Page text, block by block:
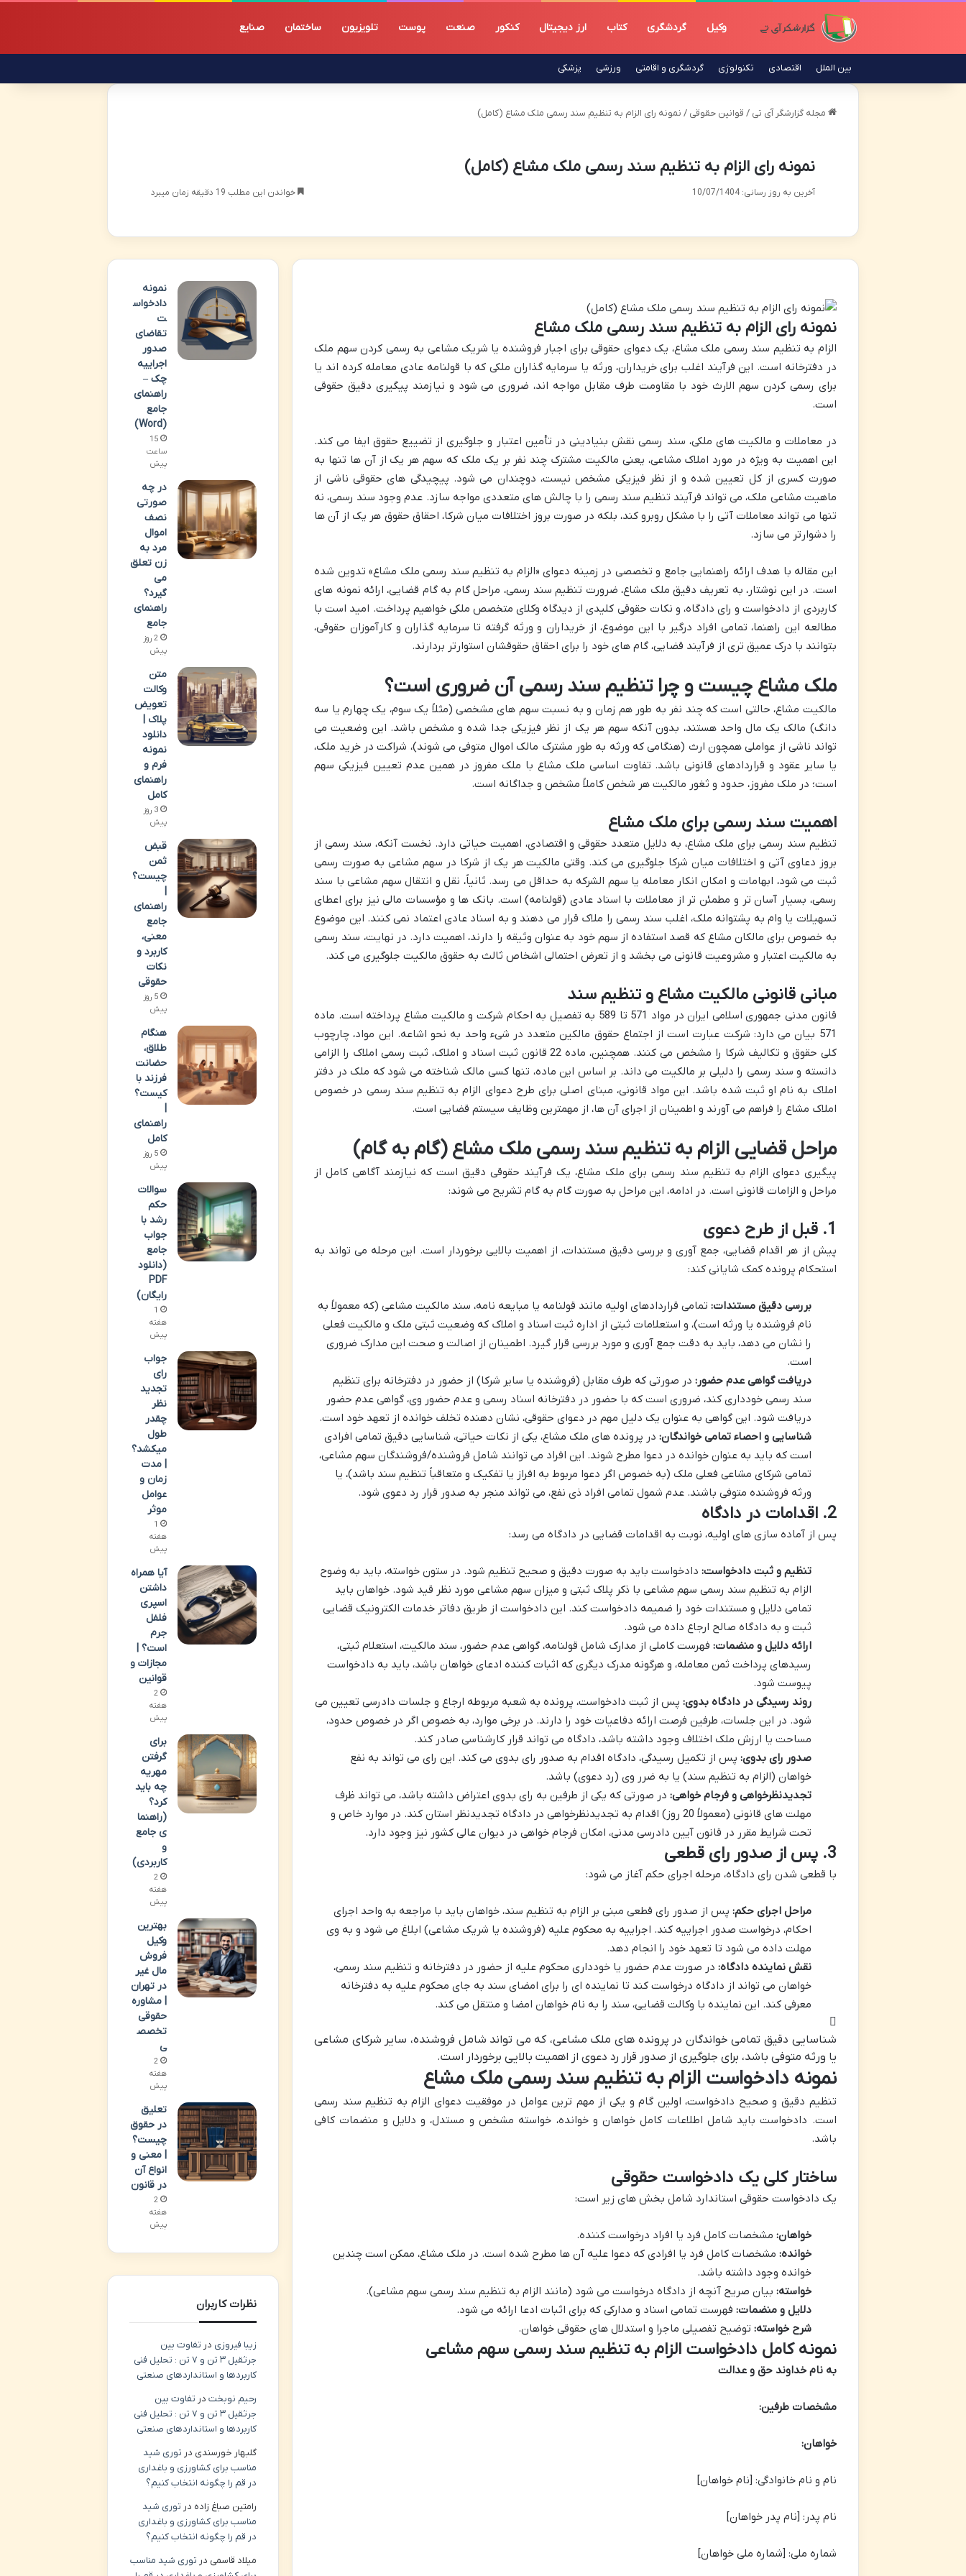
وکیل گردشگری کتاب ارز دیجیتال کنکور صنعت پوست تلویزیون ساختمان صنایع
بین الملل اقتصادی تکنولوژی گردشگری و اقامتی ورزشی پزشکی
مجله گزارشگر آی تی / قوانین حقوقی / نمونه رای الزام به تنظیم سند رسمی ملک مشاع (کامل)
نمونه رای الزام به تنظیم سند رسمی ملک مشاع (کامل)
آخرین به روز رسانی: 10/07/1404 خواندن این مطلب 19 دقیقه زمان میبرد
نمونه رای الزام به تنظیم سند رسمی ملک مشاع
الزام به تنظیم سند رسمی ملک مشاع، یک دعوای حقوقی برای اجبار فروشنده یا شریک مشاعی به رسمی کردن سهم ملک
در دفترخانه است. این فرآیند اغلب برای خریداران، ورثه یا سرمایه گذاران ملکی که با قولنامه عادی معامله کرده اند یا
برای رسمی کردن سهم الارث خود با مقاومت طرف مقابل مواجه اند، ضروری می شود و نیازمند پیگیری دقیق حقوقی
است.
در معاملات و مالکیت های ملکی، سند رسمی نقش بنیادینی در تأمین اعتبار و جلوگیری از تضییع حقوق ایفا می کند.
این اهمیت به ویژه در مورد املاک مشاعی، یعنی مالکیت مشترک چند نفر بر یک ملک که سهم هر یک از آن ها تنها به
صورت کسری از کل تعیین شده و از نظر فیزیکی مشخص نیست، دوچندان می شود. پیچیدگی های حقوقی ناشی از
ماهیت مشاعی ملک، می تواند فرآیند تنظیم سند رسمی را با چالش های متعددی مواجه سازد. عدم وجود سند رسمی، نه
تنها می تواند معاملات آتی را با مشکل روبرو کند، بلکه در صورت بروز اختلافات میان شرکا، احقاق حقوق هر یک از آن ها
را دشوارتر می سازد.
این مقاله با هدف ارائه راهنمایی جامع و تخصصی در زمینه دعوای «الزام به تنظیم سند رسمی ملک مشاع» تدوین شده
است. در این نوشتار، به تعریف دقیق ملک مشاع، ضرورت تنظیم سند رسمی، مراحل گام به گام قضایی، ارائه نمونه های
کاربردی از دادخواست و رای دادگاه، و نکات حقوقی کلیدی از دیدگاه وکلای متخصص ملکی خواهیم پرداخت. امید است با
مطالعه این راهنما، تمامی افراد درگیر با این موضوع، از خریداران و ورثه گرفته تا سرمایه گذاران و کارآموزان حقوقی،
بتوانند با درک عمیق تری از فرآیند قضایی، گام های خود را برای احقاق حقوقشان استوارتر بردارند.
ملک مشاع چیست و چرا تنظیم سند رسمی آن ضروری است؟
مالکیت مشاع، حالتی است که چند نفر به طور هم زمان و به نسبت سهم های مشخصی (مثلاً یک سوم، یک چهارم یا سه
دانگ) مالک یک مال واحد هستند، بدون آنکه سهم هر یک از نظر فیزیکی جدا شده و مشخص باشد. این وضعیت می
تواند ناشی از عواملی همچون ارث (هنگامی که ورثه به طور مشترک مالک اموال متوفی می شوند)، شراکت در خرید ملک،
یا سایر عقود و قراردادهای قانونی باشد. تفاوت اساسی ملک مشاع با ملک مفروز در همین عدم تعیین فیزیکی سهم
است؛ در ملک مفروز، حدود و ثغور مالکیت هر شخص کاملاً مشخص و جداگانه است.
اهمیت سند رسمی برای ملک مشاع
تنظیم سند رسمی برای ملک مشاع، به دلایل متعدد حقوقی و اقتصادی، اهمیت حیاتی دارد. نخست آنکه، سند رسمی از
بروز دعاوی آتی و اختلافات میان شرکا جلوگیری می کند. وقتی مالکیت هر یک از شرکا در سهم مشاعی به صورت رسمی
ثبت می شود، ابهامات و امکان انکار معامله یا سهم الشرکه به حداقل می رسد. ثانیاً، نقل و انتقال سهم مشاعی با سند
رسمی، بسیار آسان تر و مطمئن تر از معاملات با اسناد عادی (قولنامه) است. بانک ها و مؤسسات مالی نیز برای اعطای
تسهیلات یا وام به پشتوانه ملک، اغلب سند رسمی را ملاک قرار می دهند و به اسناد عادی اعتماد نمی کنند. این موضوع
به خصوص برای مالکان مشاع که قصد استفاده از سهم خود به عنوان وثیقه را دارند، اهمیت دارد. در نهایت، سند رسمی
به مالکیت اعتبار و مشروعیت قانونی می بخشد و از تعرض احتمالی اشخاص ثالث به حقوق مالکیت جلوگیری می کند.
مبانی قانونی مالکیت مشاع و تنظیم سند
قانون مدنی جمهوری اسلامی ایران در مواد 571 تا 589 به تفصیل به احکام شرکت و مالکیت مشاع پرداخته است. ماده
571 بیان می دارد: شرکت عبارت است از اجتماع حقوق مالکین متعدد در شیء واحد به نحو اشاعه. این مواد، چارچوب
کلی حقوق و تکالیف شرکا را مشخص می کنند. همچنین، ماده 22 قانون ثبت اسناد و املاک، ثبت رسمی املاک را الزامی
دانسته و سند رسمی را دلیلی بر مالکیت می داند. بر اساس این ماده، تنها کسی مالک شناخته می شود که ملک در دفتر
املاک به نام او ثبت شده باشد. این مواد قانونی، مبنای اصلی برای طرح دعوای الزام به تنظیم سند رسمی در خصوص
املاک مشاع را فراهم می آورند و اطمینان از اجرای آن ها، از مهمترین وظایف سیستم قضایی است.
مراحل قضایی الزام به تنظیم سند رسمی ملک مشاع (گام به گام)
پیگیری دعوای الزام به تنظیم سند رسمی برای ملک مشاع، یک فرآیند حقوقی دقیق است که نیازمند آگاهی کامل از
مراحل و الزامات قانونی است. در ادامه، این مراحل به صورت گام به گام تشریح می شوند:
1. قبل از طرح دعوی
پیش از هر اقدام قضایی، جمع آوری و بررسی دقیق مستندات، از اهمیت بالایی برخوردار است. این مرحله می تواند به
استحکام پرونده کمک شایانی کند:
بررسی دقیق مستندات: تمامی قراردادهای اولیه مانند قولنامه یا مبایعه نامه، سند مالکیت مشاعی (که معمولاً به
نام فروشنده یا ورثه است)، و استعلامات ثبتی از اداره ثبت اسناد و املاک که وضعیت ثبتی ملک و مالکیت فعلی
را نشان می دهد، باید به دقت جمع آوری و مورد بررسی قرار گیرد. اطمینان از اصالت و صحت این مدارک ضروری
است.
دریافت گواهی عدم حضور: در صورتی که طرف مقابل (فروشنده یا سایر شرکا) از حضور در دفترخانه برای تنظیم
سند رسمی خودداری کند، ضروری است که با حضور در دفترخانه اسناد رسمی و عدم حضور وی، گواهی عدم حضور
دریافت شود. این گواهی به عنوان یک دلیل مهم در دعوای حقوقی، نشان دهنده تخلف خوانده از تعهد خود است.
شناسایی و احصاء تمامی خواندگان: در پرونده های ملک مشاع، یکی از نکات حیاتی، شناسایی دقیق تمامی افرادی
است که باید به عنوان خوانده در دعوا مطرح شوند. این افراد می توانند شامل فروشنده/فروشندگان سهم مشاعی،
تمامی شرکای مشاعی فعلی ملک (به خصوص اگر دعوا مربوط به افراز یا تفکیک و متعاقباً تنظیم سند باشد)، یا
ورثه فروشنده متوفی باشند. عدم شمول تمامی افراد ذی نفع، می تواند منجر به صدور قرار رد دعوی شود.
2. اقدامات در دادگاه
پس از آماده سازی های اولیه، نوبت به اقدامات قضایی در دادگاه می رسد:
تنظیم و ثبت دادخواست: دادخواست باید به صورت دقیق و صحیح تنظیم شود. در ستون خواسته، باید به وضوح
الزام به تنظیم سند رسمی سهم مشاعی با ذکر پلاک ثبتی و میزان سهم مشاعی مورد نظر قید شود. خواهان باید
تمامی دلایل و مستندات خود را ضمیمه دادخواست کند. این دادخواست از طریق دفاتر خدمات الکترونیک قضایی
ثبت و به دادگاه صالح ارجاع داده می شود.
ارائه دلایل و منضمات: فهرست کاملی از مدارک شامل قولنامه، گواهی عدم حضور، سند مالکیت، استعلام ثبتی،
رسیدهای پرداخت ثمن معامله، و هرگونه مدرک دیگری که اثبات کننده ادعای خواهان باشد، باید به دادخواست
پیوست شود.
روند رسیدگی در دادگاه بدوی: پس از ثبت دادخواست، پرونده به شعبه مربوطه ارجاع و جلسات دادرسی تعیین می
شود. در این جلسات، طرفین فرصت ارائه دفاعیات خود را دارند. در برخی موارد، به خصوص اگر در خصوص حدود،
مساحت یا ارزش ملک اختلاف وجود داشته باشد، دادگاه می تواند قرار کارشناسی صادر کند.
صدور رای بدوی: پس از تکمیل رسیدگی، دادگاه اقدام به صدور رای بدوی می کند. این رای می تواند به نفع
خواهان (الزام به تنظیم سند) یا به ضرر وی (رد دعوی) باشد.
تجدیدنظرخواهی و فرجام خواهی: در صورتی که یکی از طرفین به رای بدوی اعتراض داشته باشد، می تواند ظرف
مهلت های قانونی (معمولاً 20 روز) اقدام به تجدیدنظرخواهی در دادگاه تجدیدنظر استان کند. در موارد خاص و
تحت شرایط مقرر در قانون آیین دادرسی مدنی، امکان فرجام خواهی در دیوان عالی کشور نیز وجود دارد.
3. پس از صدور رای قطعی
با قطعی شدن رای دادگاه، مرحله اجرای حکم آغاز می شود:
مراحل اجرای حکم: پس از صدور رای قطعی مبنی بر الزام به تنظیم سند، خواهان باید با مراجعه به واحد اجرای
احکام، درخواست صدور اجراییه کند. اجراییه به محکوم علیه (فروشنده یا شریک مشاعی) ابلاغ می شود و به وی
مهلت داده می شود تا تعهد خود را انجام دهد.
نقش نماینده دادگاه: در صورت عدم حضور یا خودداری محکوم علیه از حضور در دفترخانه و تنظیم سند رسمی،
خواهان می تواند از دادگاه درخواست کند تا نماینده ای را برای امضای سند به جای محکوم علیه به دفترخانه
معرفی کند. این نماینده با وکالت قضایی، سند را به نام خواهان امضا و منتقل می کند.
شناسایی دقیق تمامی خواندگان در پرونده های ملک مشاعی، که می تواند شامل فروشنده، سایر شرکای مشاعی
یا ورثه متوفی باشد، برای جلوگیری از صدور قرار رد دعوی از اهمیت بالایی برخوردار است.
نمونه دادخواست الزام به تنظیم سند رسمی ملک مشاع
تنظیم دقیق و صحیح دادخواست، اولین گام و یکی از مهم ترین عوامل در موفقیت دعوای الزام به تنظیم سند رسمی
است. دادخواست باید شامل اطلاعات کامل خواهان و خوانده، خواسته مشخص و مستدل، و دلایل و منضمات کافی
باشد.
ساختار کلی یک دادخواست حقوقی
یک دادخواست حقوقی استاندارد شامل بخش های زیر است:
خواهان: مشخصات کامل فرد یا افراد درخواست کننده.
خوانده: مشخصات کامل فرد یا افرادی که دعوا علیه آن ها مطرح شده است. در ملک مشاع، ممکن است چندین
خوانده وجود داشته باشد.
خواسته: بیان صریح آنچه از دادگاه درخواست می شود (مانند الزام به تنظیم سند رسمی سهم مشاعی).
دلایل و منضمات: فهرست تمامی اسناد و مدارکی که برای اثبات ادعا ارائه می شود.
شرح خواسته: توضیح تفصیلی ماجرا و استدلال های حقوقی خواهان.
نمونه کامل دادخواست الزام به تنظیم سند رسمی سهم مشاعی
به نام خداوند حق و عدالت
مشخصات طرفین:
خواهان:
نام و نام خانوادگی: [نام خواهان]
نام پدر: [نام پدر خواهان]
شماره ملی: [شماره ملی خواهان]
نمونه
دادخواس
ت
تقاضای
صدور
اجراییه
چک –
راهنمای
جامع
(Word)
15
ساعت
پیش
در چه
صورتی
نصف
اموال
مرد به
زن تعلق
می
گیرد؟
راهنمای
جامع
2 روز
پیش
متن
وکالت
تعویض
پلاک |
دانلود
نمونه
فرم و
راهنمای
کامل
3 روز
پیش
قبض
ثمن
چیست؟
|
راهنمای
جامع
معنی،
کاربرد و
نکات
حقوقی
5 روز
پیش
هنگام
طلاق،
حضانت
فرزند با
کیست؟
|
راهنمای
کامل
5 روز
پیش
سوالات
حکم
رشد با
جواب
جامع
(دانلود
PDF
رایگان)
1
هفته
پیش
جواب
رای
تجدید
نظر
چقدر
طول
میکشد؟
| مدت
زمان و
عوامل
موثر
1
هفته
پیش
آیا همراه
داشتن
اسپری
فلفل
جرم
است؟ |
مجازات و
قوانین
2
هفته
پیش
برای
گرفتن
مهریه
چه باید
کرد؟
(راهنما
ی جامع
و
کاربردی)
2
هفته
پیش
بهترین
وکیل
فروش
مال غیر
در تهران
| مشاوره
حقوقی
تخصص
ی
2
هفته
پیش
تعلیق
در حقوق
چیست؟
| معنی و
انواع آن
در قانون
2
هفته
پیش
نظرات کاربران
زیبا فیروزی در تفاوت بین
جرثقیل ۳ تن و ۷ تن : تحلیل فنی
کاربردها و استانداردهای صنعتی
رحیم نوبختدر تفاوت بین
جرثقیل ۳ تن و ۷ تن : تحلیل فنی
کاربردها و استانداردهای صنعتی
گلبهار خورسندی در توری شید
مناسب برای کشاورزی و باغداری
در قم را چگونه انتخاب کنیم؟
رامتین صباغ زاده در توری شید
مناسب برای کشاورزی و باغداری
در قم را چگونه انتخاب کنیم؟
میلاد قاسمی در توری شید مناسب